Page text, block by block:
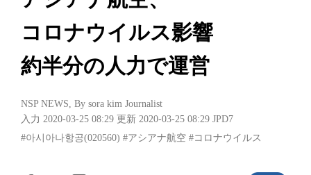
コロナウイルス影響
約半分の人力で運営
NSP NEWS, By sora kim Journalist
入力 2020-03-25 08:29 更新 2020-03-25 08:29 JPD7
#아시아나항공(020560) #アシアナ航空 #コロナウイルス